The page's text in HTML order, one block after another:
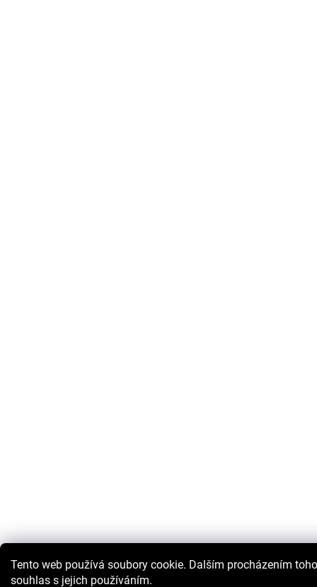
Tento web používá soubory cookie. Dalším procházením
souhlas s jejich používáním.